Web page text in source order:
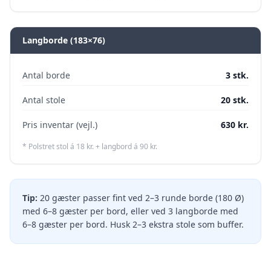
Langborde (183×76)
Antal borde 3 stk.
Antal stole 20 stk.
Pris inventar (vejl.) 630 kr.
* Polstret stol á 18 kr. + langbord á 90 kr.
Tip: 20 gæster passer fint ved 2–3 runde borde (180 Ø)
med 6–8 gæster per bord, eller ved 3 langborde med
6–8 gæster per bord. Husk 2–3 ekstra stole som buffer.